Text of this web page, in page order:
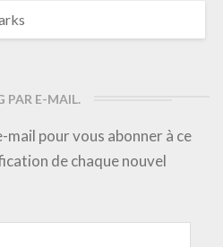
PAR E-MAIL.
pour vous abonner à ce
de chaque nouvel